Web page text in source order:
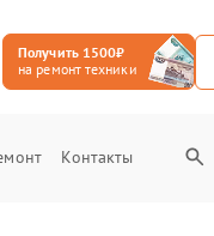
Получить 1500₽
на ремонт техники
Контакты